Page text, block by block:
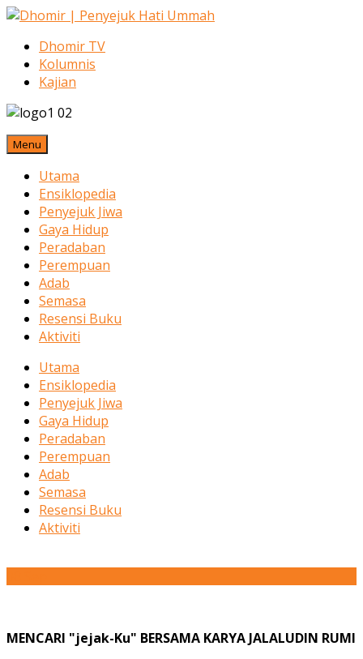
Dhomir TV
Kolumnis
Kajian
Menu
Utama
Ensiklopedia
Penyejuk Jiwa
Gaya Hidup
Peradaban
Perempuan
Adab
Semasa
Resensi Buku
Aktiviti
Utama
Ensiklopedia
Penyejuk Jiwa
Gaya Hidup
Peradaban
Perempuan
Adab
Semasa
Resensi Buku
Aktiviti
MENCARI "jejak-Ku" BERSAMA KARYA JALALUDIN RUMI